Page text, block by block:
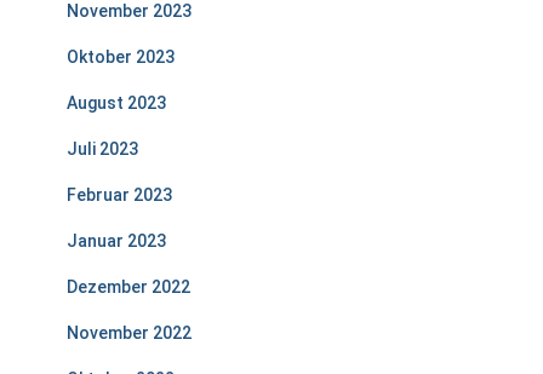
November 2023
Oktober 2023
August 2023
Juli 2023
Februar 2023
Januar 2023
Dezember 2022
November 2022